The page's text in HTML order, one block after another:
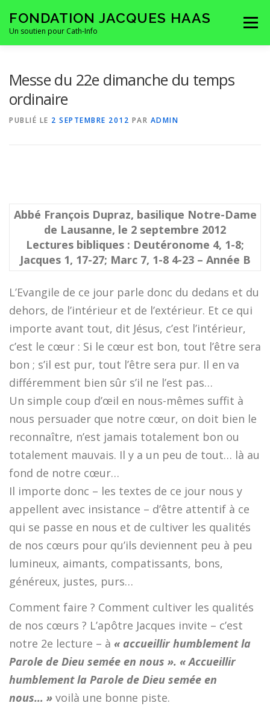
contenu
FONDATION JACQUES HAAS
Un soutien pour Cath-Info
Menu
Messe du 22e dimanche du temps
ordinaire
PUBLIÉ LE 2 SEPTEMBRE 2012 PAR ADMIN
Abbé François Dupraz, basilique Notre-Dame
de Lausanne, le 2 septembre 2012
Lectures bibliques : Deutéronome 4, 1-8;
Jacques 1, 17-27; Marc 7, 1-8 4-23 – Année B
L’Evangile de ce jour parle donc du dedans et du
dehors, de l’intérieur et de l’extérieur. Et ce qui
importe avant tout, dit Jésus, c’est l’intérieur,
c’est le cœur : Si le cœur est bon, tout l’être sera
bon ; s’il est pur, tout l’être sera pur. Il en va
différemment bien sûr s’il ne l’est pas…
Un simple coup d’œil en nous-mêmes suffit à
nous persuader que notre cœur, on doit bien le
reconnaître, n’est jamais totalement bon ou
totalement mauvais. Il y a un peu de tout… là au
fond de notre cœur…
Il importe donc – les textes de ce jour nous y
appellent avec insistance – d’être attentif à ce
qui se passe en nous et de cultiver les qualités
de nos cœurs pour qu’ils deviennent peu à peu
lumineux, aimants, compatissants, bons,
généreux, justes, purs…
Comment faire ? Comment cultiver les qualités
de nos cœurs ? L’apôtre Jacques invite – c’est
notre 2e lecture – à « accueillir humblement la
Parole de Dieu semée en nous ». « Accueillir
humblement la Parole de Dieu semée en
nous… » voilà une bonne piste.